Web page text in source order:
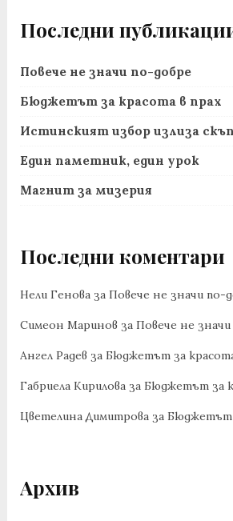
Последни
Повече не значи по-добре
Бюджетът за красота в прах
Истинският избор излиза
Един паметник, един урок
Магнит за мизерия
Последни коментари
Нели Генова за Повече не значи по-
Симеон Маринов за Повече не
Ангел Радев за Бюджетът за
Габриела Кирилова за Бюджетът за
Цветелина Димитрова за Бюджетът
Архив